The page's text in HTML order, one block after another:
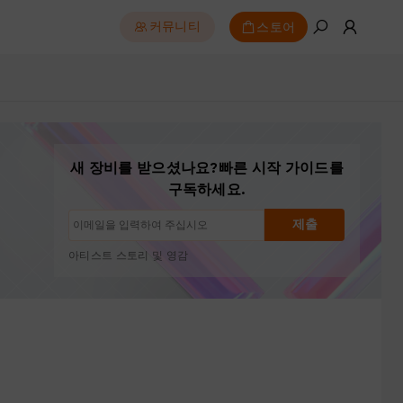
커뮤니티 스토어
새 장비를 받으셨나요?빠른 시작 가이드를
구독하세요.
제출
구독 해지: 언제든지 한 번의 클릭으로
신제품 출시 및 특별 혜택
아티스트 스토리 및 영감
이메일은 요청한 콘텐츠 발송에만 사용됩니다